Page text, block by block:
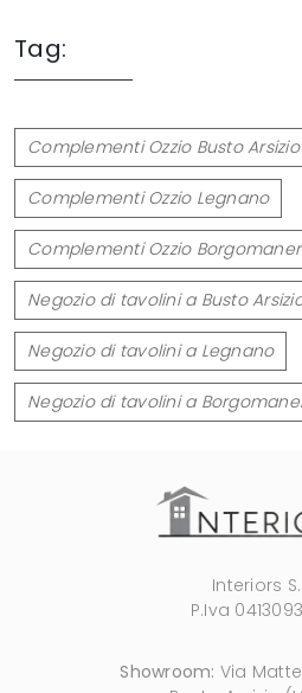
Tag:
Complementi Ozzio Busto Arsizio
Complementi Ozzio Legnano
Complementi Ozzio
Negozio di tavolini a Busto
Negozio di tavolini a Legnano
Negozio di tavolini a
Interiors
P.Iva
Showroom: Via